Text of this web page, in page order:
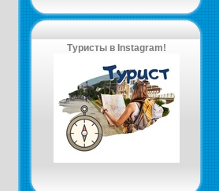
Туристы в Instagram!